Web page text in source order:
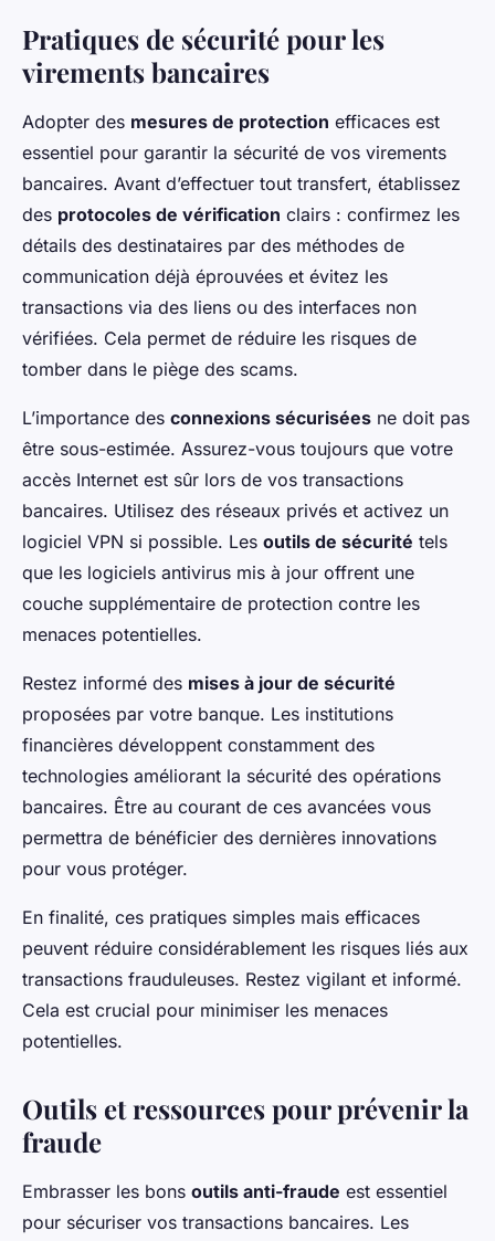
Pratiques de sécurité pour les
virements bancaires
Adopter des mesures de protection efficaces est
essentiel pour garantir la sécurité de vos virements
bancaires. Avant d’effectuer tout transfert, établissez
des protocoles de vérification clairs : confirmez les
détails des destinataires par des méthodes de
communication déjà éprouvées et évitez les
transactions via des liens ou des interfaces non
vérifiées. Cela permet de réduire les risques de
tomber dans le piège des scams.
L’importance des connexions sécurisées ne doit pas
être sous-estimée. Assurez-vous toujours que votre
accès Internet est sûr lors de vos transactions
bancaires. Utilisez des réseaux privés et activez un
logiciel VPN si possible. Les outils de sécurité tels
que les logiciels antivirus mis à jour offrent une
couche supplémentaire de protection contre les
menaces potentielles.
Restez informé des mises à jour de sécurité
proposées par votre banque. Les institutions
financières développent constamment des
technologies améliorant la sécurité des opérations
bancaires. Être au courant de ces avancées vous
permettra de bénéficier des dernières innovations
pour vous protéger.
En finalité, ces pratiques simples mais efficaces
peuvent réduire considérablement les risques liés aux
transactions frauduleuses. Restez vigilant et informé.
Cela est crucial pour minimiser les menaces
potentielles.
Outils et ressources pour prévenir la
fraude
Embrasser les bons outils anti-fraude est essentiel
pour sécuriser vos transactions bancaires. Les